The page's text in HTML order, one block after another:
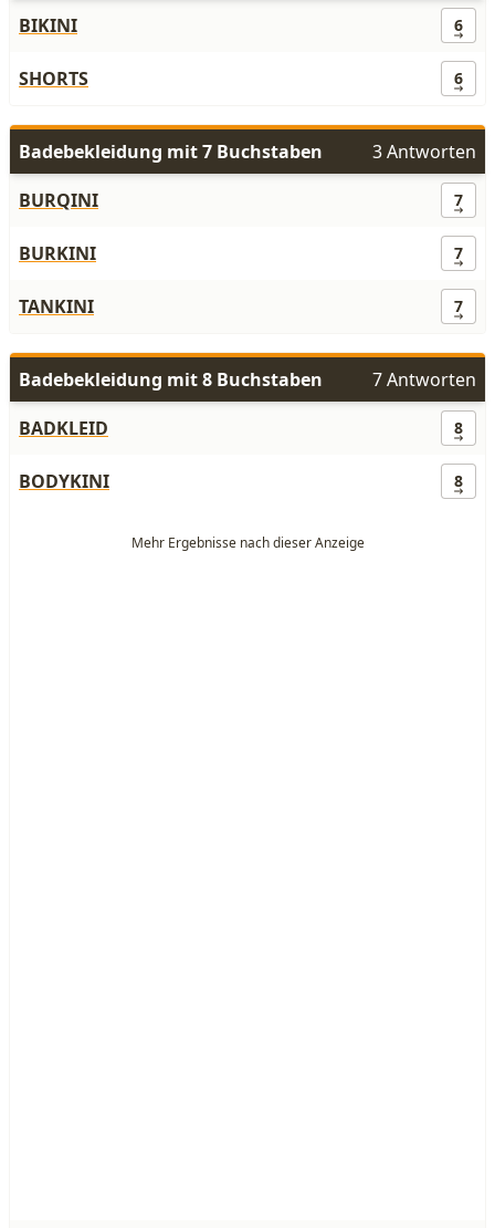
BIKINI
6
SHORTS 6
Badebekleidung mit 7 Buchstaben
3 Antworten
BURQINI
7
BURKINI 7
TANKINI 7
Badebekleidung mit 8 Buchstaben
7 Antworten
BADKLEID
8
BODYKINI 8